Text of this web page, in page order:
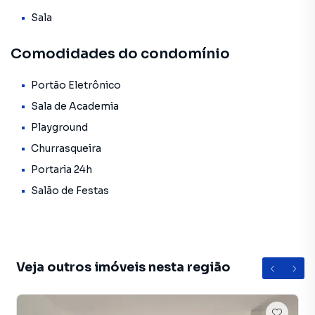
✔️ Salão de festas
✔️ Salão de jogos
✔️ Brinquedoteca
👉 Perfeito para quem busca qualidade de vida com
segurança
✔️ Av. Paulo Faccini
Sala
Comodidades do condomínio
Portão Eletrônico
Sala de Academia
Playground
Churrasqueira
Portaria 24h
Salão de Festas
Veja outros imóveis nesta região